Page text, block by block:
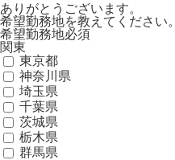
ありがとうございます。
希望勤務地を教えてください。
希望勤務地必須
関東
東京都
神奈川県
埼玉県
千葉県
茨城県
栃木県
群馬県